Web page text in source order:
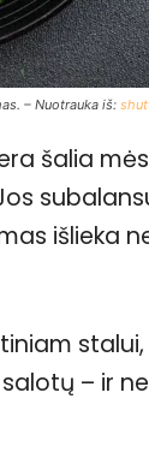
– Nuotrauka iš:
šalia
išlieka
– ir